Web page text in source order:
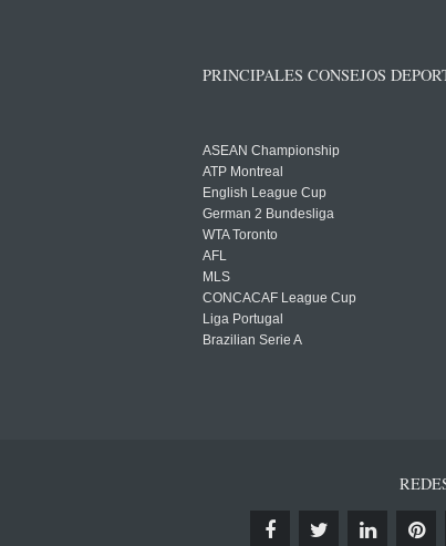
PRINCIPALES CONSEJOS
ASEAN Championship
ATP Montreal
English League Cup
German 2 Bundesliga
WTA Toronto
AFL
MLS
CONCACAF League Cup
Liga Portugal
Brazilian Serie A